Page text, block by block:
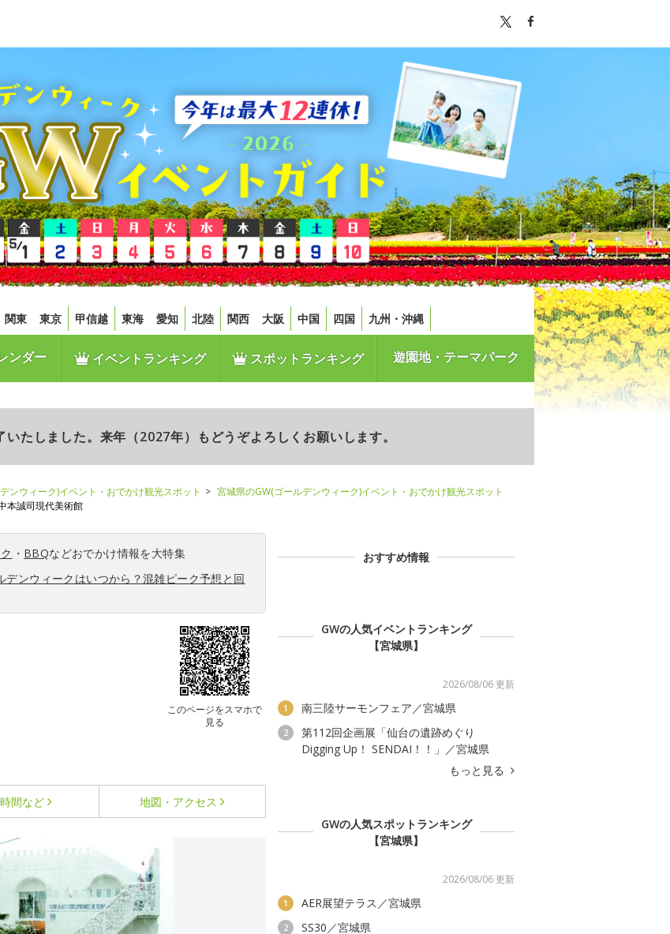
関東 東京 甲信越 東海 愛知 北陸 関西 大阪 中国 四国 九州・沖縄
ンダー イベントランキング スポットランキング 遊園地・テーマパーク
たしました。来年（2027年）もどうぞよろしくお願いします。
ンウィーク)イベント・おでかけ観光スポット
宮城県のGW(ゴールデンウィーク)イベント・おでかけ観光スポット
本誠司現代美術館
・ BBQなどおでかけ情報を大特集
デンウィークはいつから？混雑ピーク予想と回
このページをスマホで
見る
間など 地図・アクセス
おすすめ情報
GWの人気イベントランキング
【宮城県】
2026/08/06 更新
1 南三陸サーモンフェア／宮城県
2
第112回企画展「仙台の遺跡めぐり
Digging Up！ SENDAI！！」／宮城県
もっと見る
GWの人気スポットランキング
【宮城県】
2026/08/06 更新
1 AER展望テラス／宮城県
2 SS30／宮城県